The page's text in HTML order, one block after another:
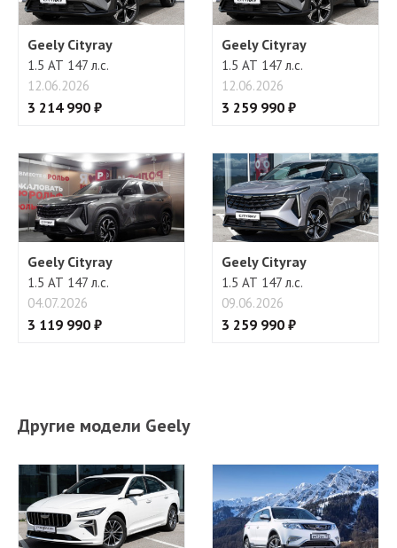
Geely Cityray
1.5 АТ 147 л.с.
12.06.2026
3 214 990 ₽
Geely Cityray
1.5 АТ 147 л.с.
12.06.2026
3 259 990 ₽
Geely Cityray
1.5 АТ 147 л.с.
04.07.2026
3 119 990 ₽
Geely Cityray
1.5 АТ 147 л.с.
09.06.2026
3 259 990 ₽
Другие модели Geely